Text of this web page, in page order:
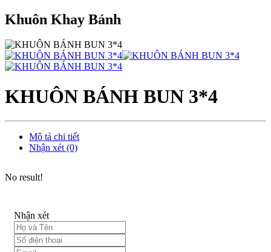
Khuôn Khay Bánh
KHUÔN BÁNH BUN 3*4
Mô tả chi tiết
Nhận xét (0)
No result!
Nhận xét